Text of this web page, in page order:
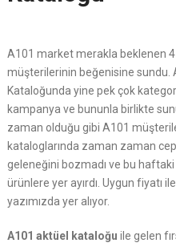
A101 market merakla beklenen
müşterilerinin beğenisine sundu.
Kataloğunda yine pek çok
kampanya ve bununla birlikte
zaman olduğu gibi A101
kataloglarında zaman zaman
geleneğini bozmadı ve bu
ürünlere yer ayırdı. Uygun fiyatı
yazımızda yer alıyor.
A101 aktüel kataloğu ile gelen